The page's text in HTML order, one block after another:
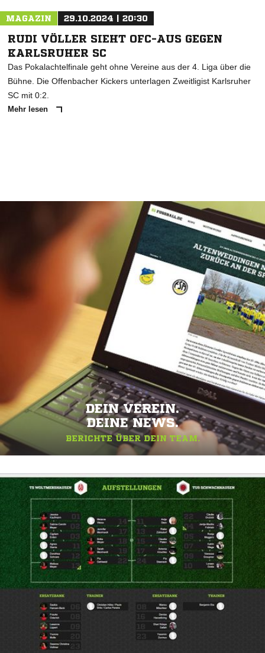
MAGAZIN 29.10.2024 | 20:30
RUDI VÖLLER SIEHT OFC-AUS GEGEN
KARLSRUHER SC
Das Pokalachtelfinale geht ohne Vereine aus der 4. Liga über die
Bühne. Die Offenbacher Kickers unterlagen Zweitligist Karlsruher
SC mit 0:2.
Mehr lesen
DEIN VEREIN.
DEINE NEWS.
BERICHTE ÜBER DEIN TEAM.